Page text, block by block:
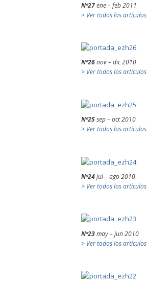
Nº27ene – feb 2011
> Ver todos los artículos
Nº26nov – dic 2010
> Ver todos los artículos
Nº25sep – oct 2010
> Ver todos los artículos
Nº24jul – ago 2010
> Ver todos los artículos
Nº23may – jun 2010
> Ver todos los artículos